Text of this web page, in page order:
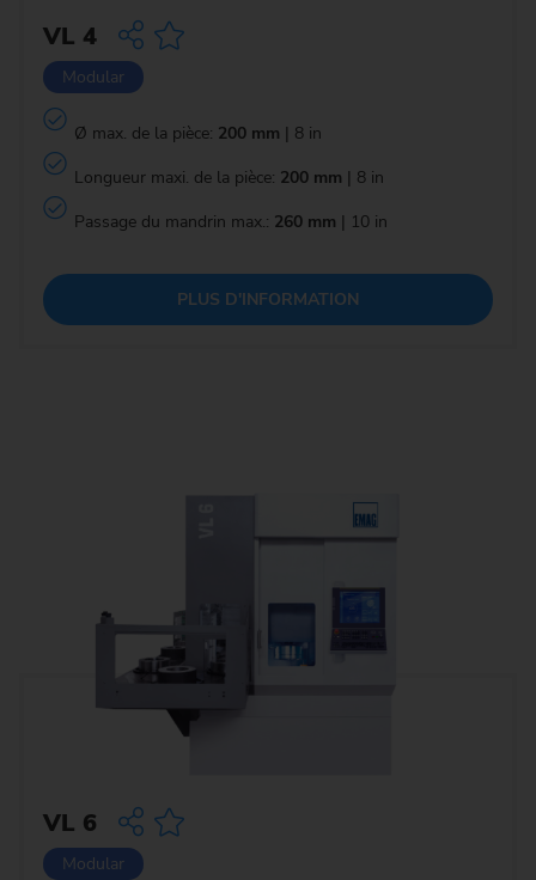
VL 4
Modular
Ø max. de la pièce: 200 mm | 8 in
Longueur maxi. de la pièce: 200 mm | 8 in
Passage du mandrin max.: 260 mm | 10 in
PLUS D'INFORMATION
VL 6
Modular